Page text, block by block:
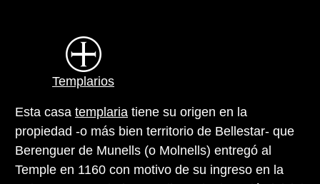
Templarios
Esta casa templaria tiene su origen en la
propiedad -o más bien territorio de Bellestar- que
Berenguer de Munells (o Molnells) entregó al
Temple en 1160 con motivo de su ingreso en la